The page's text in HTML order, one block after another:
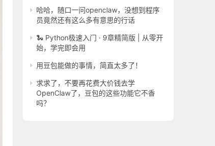
哈哈，随口一问openclaw，没想到程序
员竟然还有这么多有意思的行话
🐍 Python极速入门 · 9章精简版 | 从零开
始，学完即会用
用豆包能做的事情，简直太多了！
求求了，不要再花费大价钱去学
OpenClaw了，豆包的这些功能它不香
吗？